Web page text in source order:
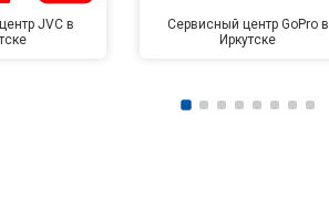
JVC в
Сервисный центр GoPro в
Иркутске